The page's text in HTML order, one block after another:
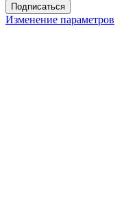
Изменение параметров